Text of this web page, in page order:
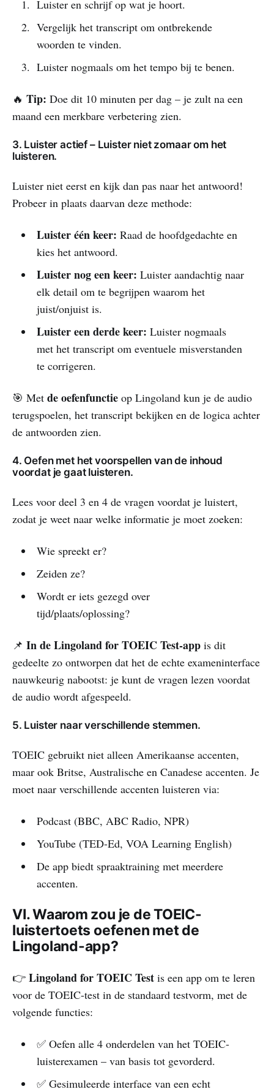
Luister en schrijf op wat je hoort.
Vergelijk het transcript om ontbrekende
woorden te vinden.
Luister nogmaals om het tempo bij te benen.
🔥 Tip: Doe dit 10 minuten per dag – je zult na een
maand een merkbare verbetering zien.
3. Luister actief – Luister niet zomaar om het
luisteren.
Luister niet eerst en kijk dan pas naar het antwoord!
Probeer in plaats daarvan deze methode:
Luister één keer: Raad de hoofdgedachte en
kies het antwoord.
Luister nog een keer: Luister aandachtig naar
elk detail om te begrijpen waarom het
juist/onjuist is.
Luister een derde keer: Luister nogmaals
met het transcript om eventuele misverstanden
te corrigeren.
🎯 Met de oefenfunctie op Lingoland kun je de audio
terugspoelen, het transcript bekijken en de logica achter
de antwoorden zien.
4. Oefen met het voorspellen van de inhoud
voordat je gaat luisteren.
Lees voor deel 3 en 4 de vragen voordat je luistert,
zodat je weet naar welke informatie je moet zoeken:
Wie spreekt er?
Zeiden ze?
Wordt er iets gezegd over
tijd/plaats/oplossing?
📌 In de Lingoland for TOEIC Test-app is dit
gedeelte zo ontworpen dat het de echte exameninterface
nauwkeurig nabootst: je kunt de vragen lezen voordat
de audio wordt afgespeeld.
5. Luister naar verschillende stemmen.
TOEIC gebruikt niet alleen Amerikaanse accenten,
maar ook Britse, Australische en Canadese accenten. Je
moet naar verschillende accenten luisteren via:
Podcast (BBC, ABC Radio, NPR)
YouTube (TED-Ed, VOA Learning English)
De app biedt spraaktraining met meerdere
accenten.
VI. Waarom zou je de TOEIC-
luistertoets oefenen met de
Lingoland-app?
👉 Lingoland for TOEIC Test is een app om te leren
voor de TOEIC-test in de standaard testvorm, met de
volgende functies:
✅ Oefen alle 4 onderdelen van het TOEIC-
luisterexamen – van basis tot gevorderd.
✅ Gesimuleerde interface van een echt